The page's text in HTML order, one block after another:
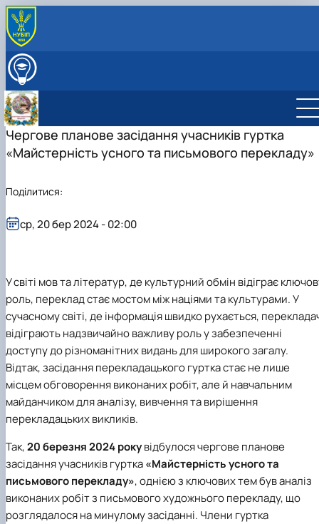
ПРО КАФЕДРУ
ОСВІТНІЙ ПРОЦЕС
ДІЯЛЬНІСТЬ КАФЕДРИ
Науково-дослідна робота
Навчально-методична робота
Міжнародна діяльність
СКЛАД КАФЕДРИ
СТУДЕНТСЬКІ НАУКОВІ ГУРТКИ
Студентський науковий гурток “BUSINESS
Чергове планове засідання учасників гуртка
«Майстерність усного та письмового перекладу»
У світі мов та літератур, де культурний обмін відіграє
роль, переклад стає мостом між націями та культурами. У
сучасному світі, де інформація швидко рухається,
відіграють надзвичайно важливу роль у забезпеченні
доступу до різноманітних видань для широкого загалу.
Відтак, засідання перекладацького гуртка стає не лише
місцем обговорення виконаних робіт, але й навчальним
майданчиком для аналізу, вивчення та вирішення
перекладацьких викликів.
Так,20 березня 2024 рокувідбулося чергове планове
засідання учасників гуртка«Майстерність усного та
письмового перекладу», однією з ключових тем був аналіз
виконаних робіт з письмового художнього перекладу, що
розглядалося на минулому засіданні. Члени гуртка
ср, 20 бер 2024 - 02:00
Поділитися: